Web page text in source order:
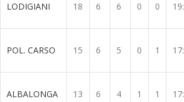
LODIGIANI 18 6 6 0 0
POL. CARSO 15 6 5 0 1
ALBALONGA 13 6 4 1 1